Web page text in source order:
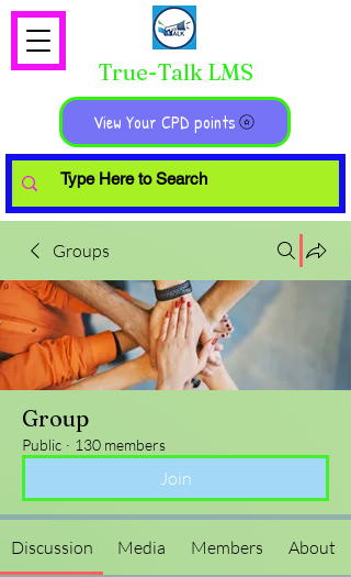
True-Talk LMS
View Your CPD points
Groups
Group
Public · 130 members
Join
Discussion Media Members About